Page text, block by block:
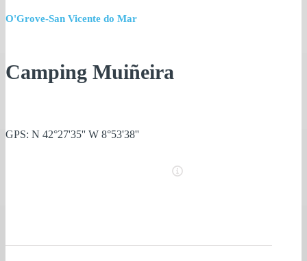
O'Grove-San Vicente do Mar
Camping Muiñeira
GPS: N 42°27'35'' W 8°53'38''